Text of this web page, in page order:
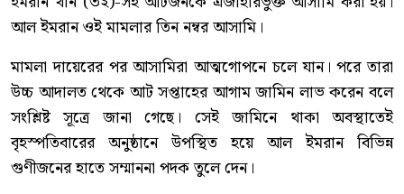
আল ইমরান ওই মামলার তিন নম্বর আসামি।
মামলা দায়েরের পর আসামিরা আত্মগোপনে চলে যান। পরে তারা
উচ্চ আদালত থেকে আট সপ্তাহের আগাম জামিন লাভ করেন বলে
সংশ্লিষ্ট সূত্রে জানা গেছে। সেই জামিনে থাকা অবস্থাতেই
বৃহস্পতিবারের অনুষ্ঠানে উপস্থিত হয়ে আল ইমরান বিভিন্ন
গুণীজনের হাতে সম্মাননা পদক তুলে দেন।